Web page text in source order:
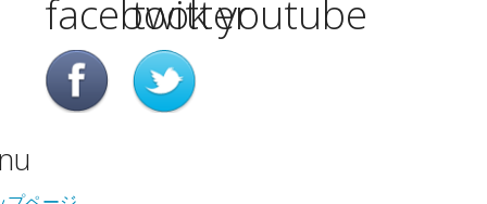
facebook
twitteryoutube